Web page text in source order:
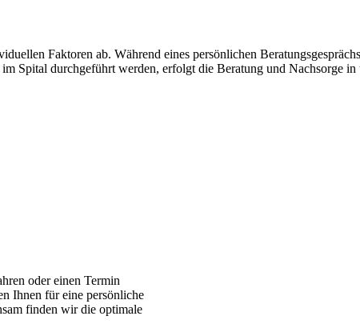
Faktoren ab. Während eines persönlichen
Spital durchgeführt werden, erfolgt die Beratung und Nachsorge in
oder einen Termin
Ihnen für eine persönliche
finden wir die optimale